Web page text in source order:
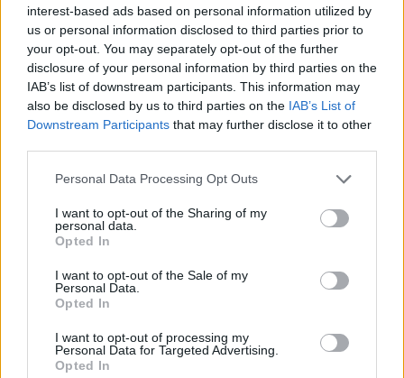
interest-based ads based on personal information utilized by
us or personal information disclosed to third parties prior to
your opt-out. You may separately opt-out of the further
disclosure of your personal information by third parties on the
IAB’s list of downstream participants. This information may
also be disclosed by us to third parties on the IAB’s List of
Downstream Participants that may further disclose it to other
Please note that this website/app uses one or more Google
not limited to your visit or usage behaviour. You may click to
grant or deny consent to Google and its third-party tags to
use your data for below specified purposes in below Google
consent section.
Personal Data Processing Opt Outs
I want to opt-out of the Sharing of my
personal data.
Opted In
I want to opt-out of the Sale of my
Personal Data.
Opted In
I want to opt-out of processing my
Personal Data for Targeted Advertising.
Opted In
1 Σοκαριστική υπόθεση στην Κρήτη:
Τουρίστας ρωτούσε πόσο να πληρώσει για
να ασελγήσει σε 10χρονο κορίτσι - Το παιδί
καθόταν αμέριμνο σε αυλή επιχείρησης
2Δεν ήταν μόνο η ταχύτητα που οδήγησε
στο τροχαίο στις Σέρρες με νεκρούς μητέρα
και γιο - «Ίσως κάτι απέσπασε την προσοχή
Μυστράς: Αλλαγή στην υπερασπιστική
γραμμή του 55χρονου που έκρυψε τον
αγάπη στους γονείς και η διαφωνία με την
αδερφή του
με τράβαγε στην καρδιά μου», λέει ο
άνδρας που έχασε σύζυγο και γιο στο
τροχαίο
Ανησυχία από το ξέσπασμα του ιού του
Δυτικού Νείλου με κρούσματα στην Αττική
- «Καμπανάκι» από τον Ιατρικό Σύλλογο